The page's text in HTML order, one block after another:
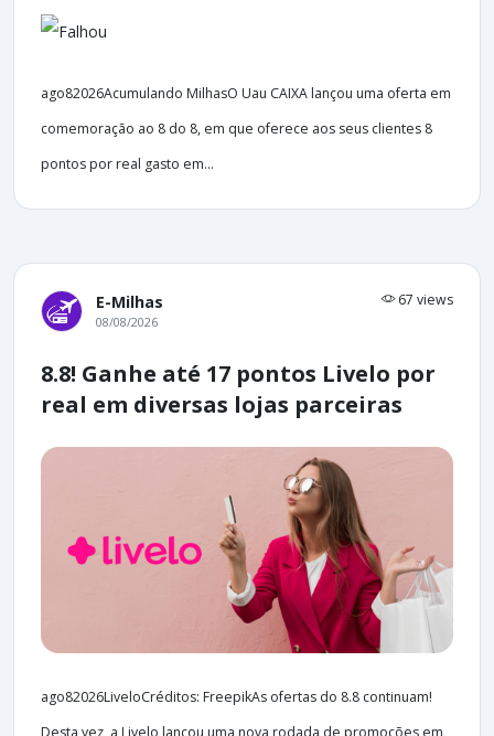
ago82026Acumulando MilhasO Uau CAIXA lançou uma oferta em
comemoração ao 8 do 8, em que oferece aos seus clientes 8
pontos por real gasto em...
E-Milhas 67 views
08/08/2026
8.8! Ganhe até 17 pontos Livelo por
real em diversas lojas parceiras
ago82026LiveloCréditos: FreepikAs ofertas do 8.8 continuam!
Desta vez, a Livelo lançou uma nova rodada de promoções em